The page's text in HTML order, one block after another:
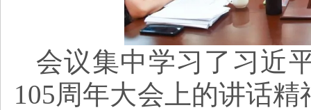
会议集中学习了习近
105周年大会上的讲话